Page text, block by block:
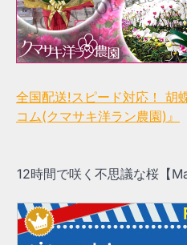
全国配送!スピード対応！ 胡
コム(クマサキ洋ラン農園)』
12時間で咲く不思議な桜【